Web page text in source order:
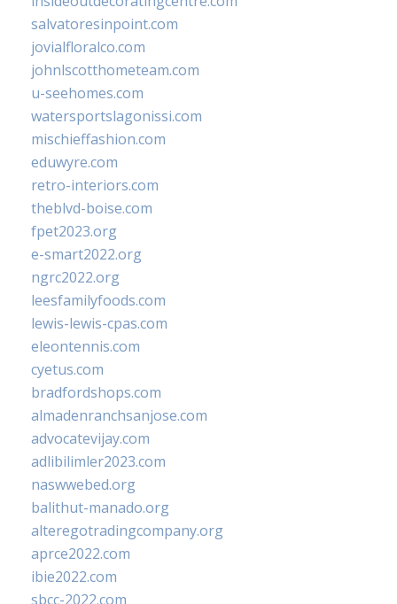
salvatoresinpoint.com
jovialfloralco.com
johnlscotthometeam.com
u-seehomes.com
watersportslagonissi.com
mischieffashion.com
eduwyre.com
retro-interiors.com
theblvd-boise.com
fpet2023.org
e-smart2022.org
ngrc2022.org
leesfamilyfoods.com
lewis-lewis-cpas.com
eleontennis.com
cyetus.com
bradfordshops.com
almadenranchsanjose.com
advocatevijay.com
adlibilimler2023.com
naswwebed.org
balithut-manado.org
alteregotradingcompany.org
aprce2022.com
ibie2022.com
sbcc-2022.com